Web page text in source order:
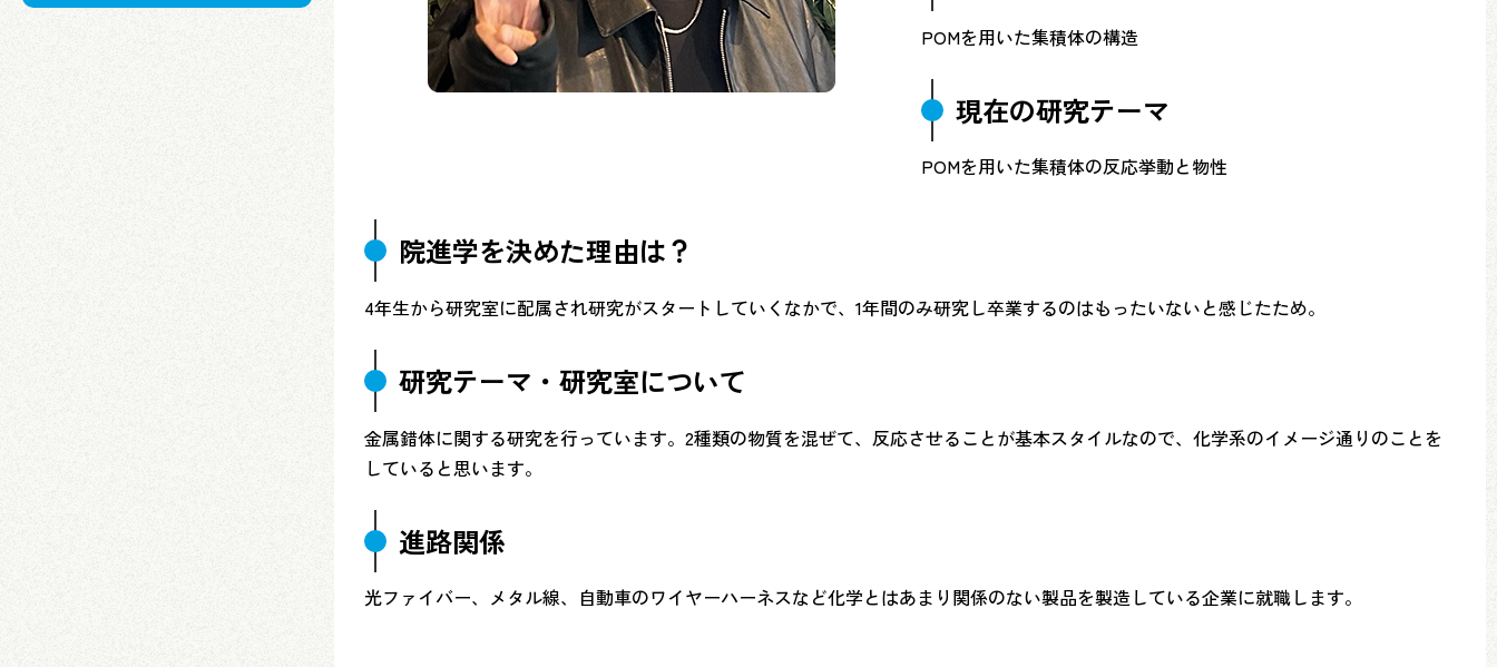
POMを用いた集積体の構造
現在の研究テーマ
POMを用いた集積体の反応挙動と物性
院進学を決めた理由は？
4年生から研究室に配属され研究がスタートしていくなかで、1年間のみ研究し卒業するのはもったいないと感じたため。
研究テーマ・研究室について
金属錯体に関する研究を行っています。2種類の物質を混ぜて、反応させることが基本スタイルなので、化学系のイメージ通りのことを
していると思います。
進路関係
光ファイバー、メタル線、自動車のワイヤーハーネスなど化学とはあまり関係のない製品を製造している企業に就職します。